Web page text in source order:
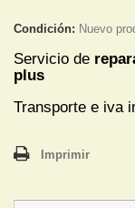
Condición: Nuevo
Servicio de
plus
Transporte e iva
Imprimir